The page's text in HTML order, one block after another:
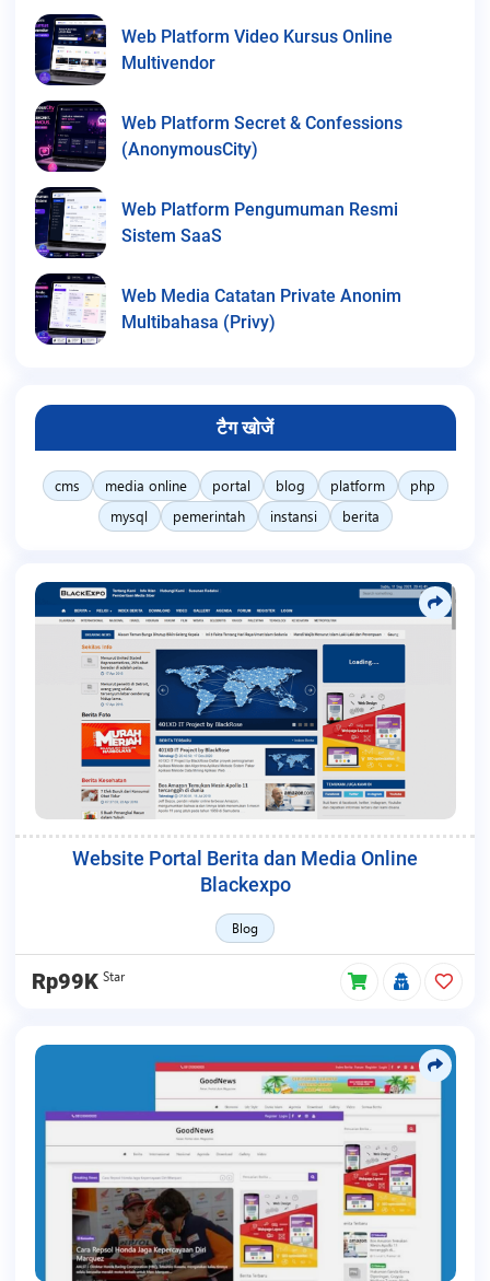
Web Platform Video Kursus Online
Multivendor
Web Platform Secret & Confessions
(AnonymousCity)
Web Platform Pengumuman Resmi
Sistem SaaS
Web Media Catatan Private Anonim
Multibahasa (Privy)
टैग खोजें
cms media online portal blog platform
php
mysql
pemerintah instansi berita
Website Portal Berita dan Media Online
Blackexpo
Blog
Rp99K Star